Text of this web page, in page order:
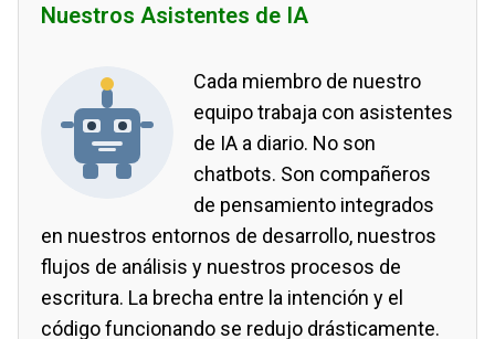
Nuestros Asistentes de IA
Cada miembro de nuestro
equipo trabaja con asistentes
de IA a diario. No son
chatbots. Son compañeros
de pensamiento integrados
en nuestros entornos de desarrollo, nuestros
flujos de análisis y nuestros procesos de
escritura. La brecha entre la intención y el
código funcionando se redujo drásticamente.